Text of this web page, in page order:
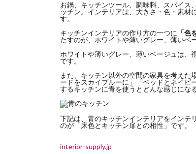
お鍋、キッチンツール、調味料、スパイス
ッチン。インテリアは、大きさ・色・素材
す。
キッチンインテリアの作り方の一つに 「色
たすのが、ホワイトや薄いグレー、薄いベ
ホワイトや薄いグレー、薄いベージュは、
です。
また、キッチン以外の空間の家具を考え
ードをスカイブルーに」「ベッドとネイビ
するキッチンに青を使うとどんな感じにな
下記は、青のキッチンインテリアをインテ
のが「床色とキッチン扉との相性」です。
interior-supply.jp